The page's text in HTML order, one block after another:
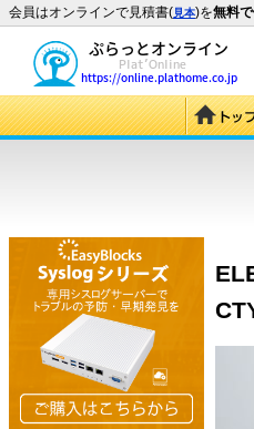
会員はオンラインで見積書(見本)を無料